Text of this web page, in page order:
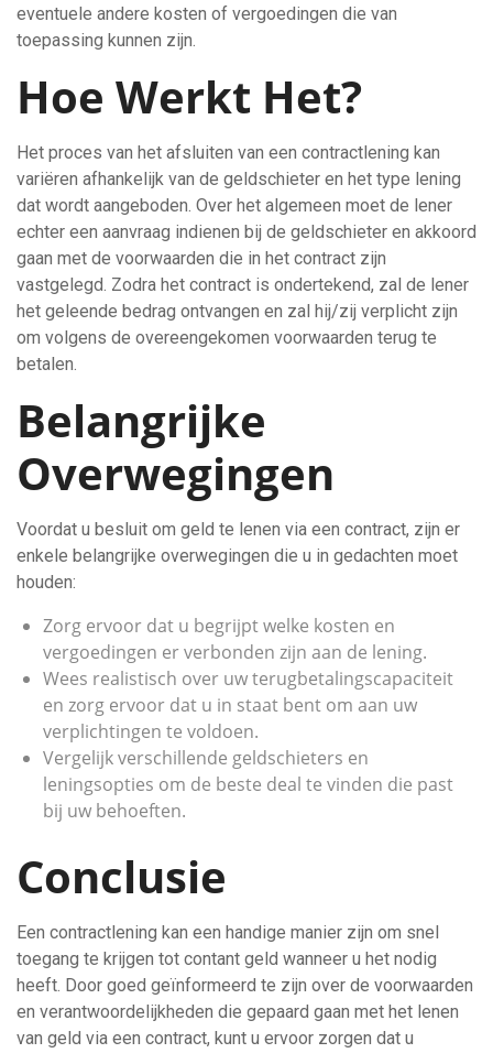
eventuele andere kosten of vergoedingen die van
toepassing kunnen zijn.
Hoe Werkt Het?
Het proces van het afsluiten van een contractlening kan
variëren afhankelijk van de geldschieter en het type lening
dat wordt aangeboden. Over het algemeen moet de lener
echter een aanvraag indienen bij de geldschieter en akkoord
gaan met de voorwaarden die in het contract zijn
vastgelegd. Zodra het contract is ondertekend, zal de lener
het geleende bedrag ontvangen en zal hij/zij verplicht zijn
om volgens de overeengekomen voorwaarden terug te
betalen.
Belangrijke
Overwegingen
Voordat u besluit om geld te lenen via een contract, zijn er
enkele belangrijke overwegingen die u in gedachten moet
houden:
Zorg ervoor dat u begrijpt welke kosten en
vergoedingen er verbonden zijn aan de lening.
Wees realistisch over uw terugbetalingscapaciteit
en zorg ervoor dat u in staat bent om aan uw
verplichtingen te voldoen.
Vergelijk verschillende geldschieters en
leningsopties om de beste deal te vinden die past
bij uw behoeften.
Conclusie
Een contractlening kan een handige manier zijn om snel
toegang te krijgen tot contant geld wanneer u het nodig
heeft. Door goed geïnformeerd te zijn over de voorwaarden
en verantwoordelijkheden die gepaard gaan met het lenen
van geld via een contract, kunt u ervoor zorgen dat u